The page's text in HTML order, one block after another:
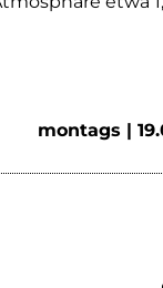
montags |